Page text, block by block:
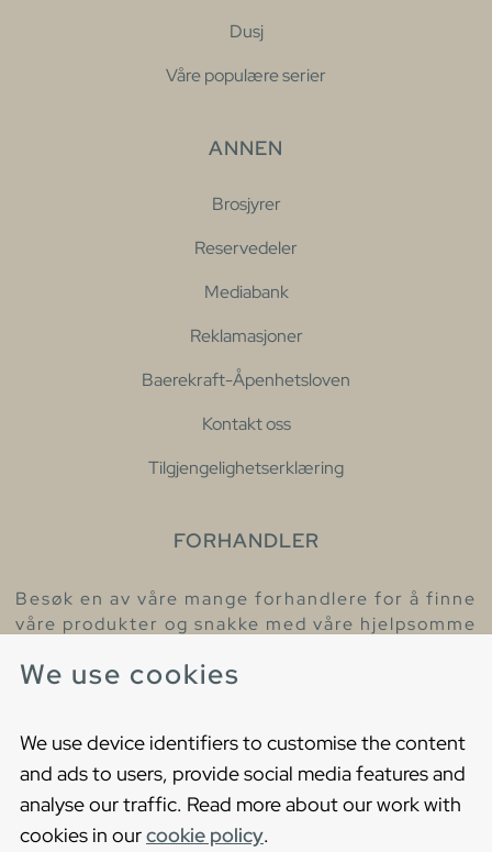
We use cookies
We use device identifiers to customise the content
and ads to users, provide social media features and
analyse our traffic. Read more about our work with
cookies in ourcookie policy.
Dusj
Våre populære serier
ANNEN
Brosjyrer
Reservedeler
Mediabank
Reklamasjoner
Baerekraft-Åpenhetsloven
Kontakt oss
Tilgjengelighetserklæring
FORHANDLER
Besøk en av våre mange forhandlere for å finne
våre produkter og snakke med våre hjelpsomme